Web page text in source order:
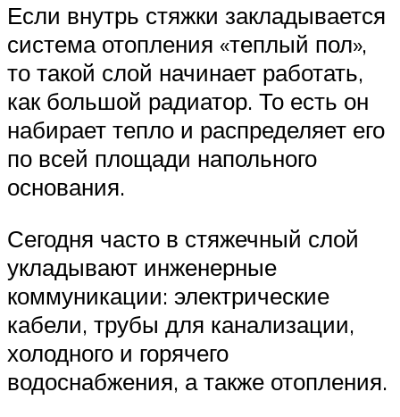
Если внутрь стяжки закладывается
система отопления «теплый пол»,
то такой слой начинает работать,
как большой радиатор. То есть он
набирает тепло и распределяет его
по всей площади напольного
основания.
Сегодня часто в стяжечный слой
укладывают инженерные
коммуникации: электрические
кабели, трубы для канализации,
холодного и горячего
водоснабжения, а также отопления.